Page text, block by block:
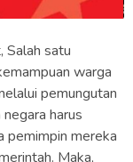
Salah satu
warga
pemungutan
harus
pemimpin mereka
Maka,